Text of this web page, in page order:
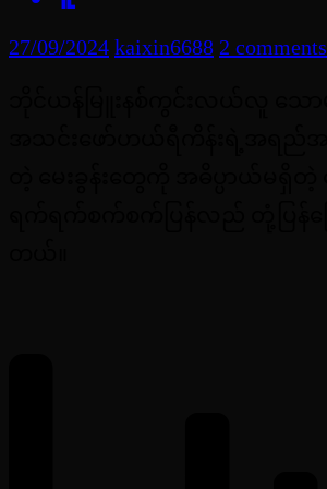
27/09/2024 kaixin6688 2 comments